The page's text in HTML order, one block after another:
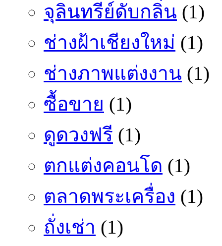
จุลินทรีย์ดับกลิ่น (1)
ช่างฝ้าเชียงใหม่ (1)
ช่างภาพแต่งงาน (1)
ซื้อขาย (1)
ดูดวงฟรี (1)
ตกแต่งคอนโด (1)
ตลาดพระเครื่อง (1)
ถั่งเช่า (1)